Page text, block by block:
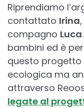
Riprendiamo
contattato Irina
compagno Luca
bambini ed è
questo
ecologica ma
attraverso
legate al